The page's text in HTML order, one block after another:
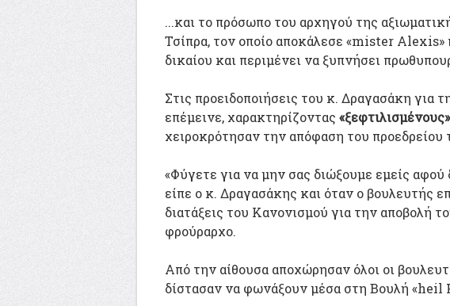
...και το πρόσωπο του αρχηγού της
Τσίπρα, τον οποίο αποκάλεσε «mister Alexis»
δικαίου και περιμένει να ξυπνήσει
Στις προειδοποιήσεις του κ. Δραγασάκη για
επέμεινε, χαρακτηρίζοντας
χειροκρότησαν την απόφαση του προεδρείου
«Φύγετε για να μην σας διώξουμε εμείς
είπε ο κ. Δραγασάκης και όταν ο βουλευτής
διατάξεις του Κανονισμού για την αποβολή
φρούραρχο.
Από την αίθουσα αποχώρησαν όλοι οι
δίστασαν να φωνάξουν μέσα στη Βουλή